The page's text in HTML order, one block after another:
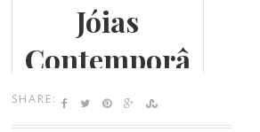
diferentes
estilos,
vários preços
Jóias
Contemporâ
neas
SHARE: